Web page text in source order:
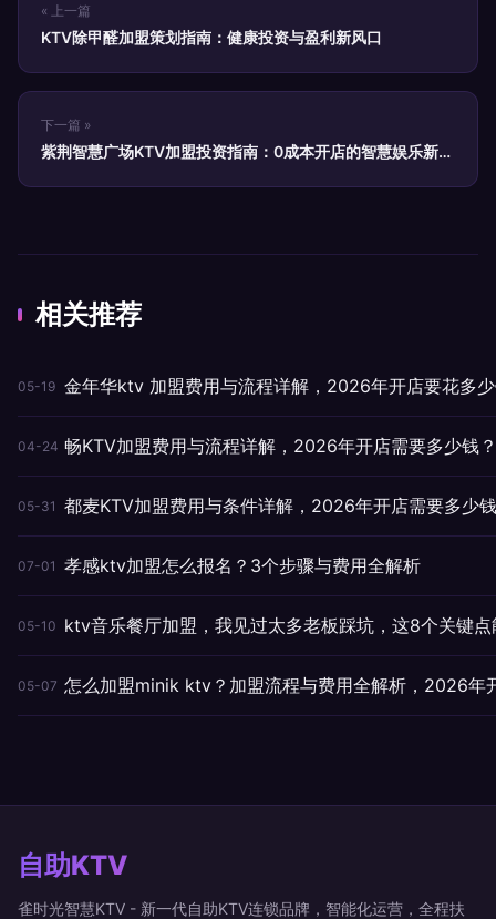
« 上一篇
KTV除甲醛加盟策划指南：健康投资与盈利新风口
下一篇 »
紫荆智慧广场KTV加盟投资指南：0成本开店的智慧娱乐新选
相关推荐
05-19 金年华ktv 加盟费用与流程详解，2026年开店要花多
04-24 畅KTV加盟费用与流程详解，2026年开店需要多少钱？
05-31 都麦KTV加盟费用与条件详解，2026年开店需要多少
07-01 孝感ktv加盟怎么报名？3个步骤与费用全解析
05-10 ktv音乐餐厅加盟，我见过太多老板踩坑，这8个关键点
05-07 怎么加盟minik ktv？加盟流程与费用全解析，2026年
自助KTV
雀时光智慧KTV - 新一代自助KTV连锁品牌，智能化运营，全程扶